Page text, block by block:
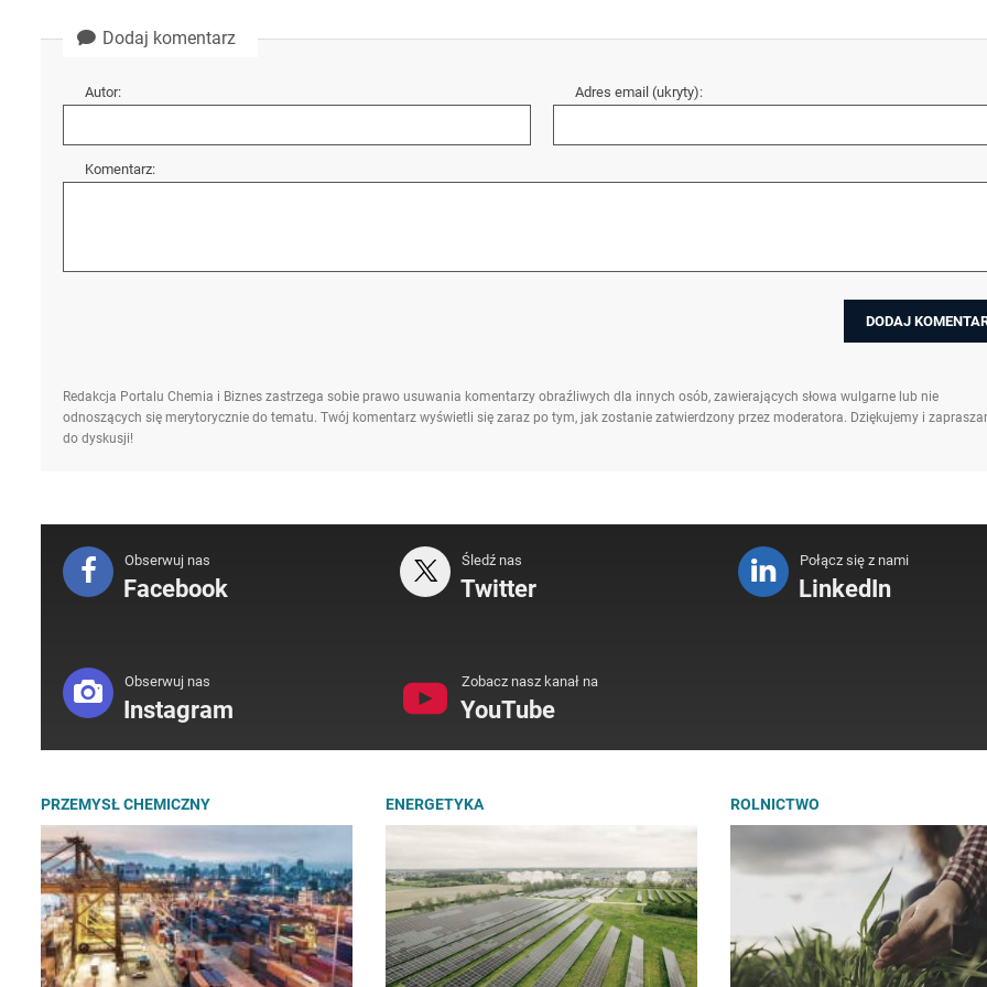
Dodaj komentarz
Autor: Adres email (ukryty):
Komentarz:
Redakcja Portalu Chemia i Biznes zastrzega sobie prawo usuwania komentarzy obraźliwych dla innych osób, zawierających słowa wulgarne lub nie
odnoszących się merytorycznie do tematu. Twój komentarz wyświetli się zaraz po tym, jak zostanie zatwierdzony przez moderatora. Dziękujemy i
do dyskusji!
Obserwuj nas
Facebook
Śledź nas
Twitter
Połącz się z nami
LinkedIn
Obserwuj nas
Instagram
Zobacz nasz kanał na
YouTube
PRZEMYSŁ CHEMICZNY ENERGETYKA ROLNICTWO